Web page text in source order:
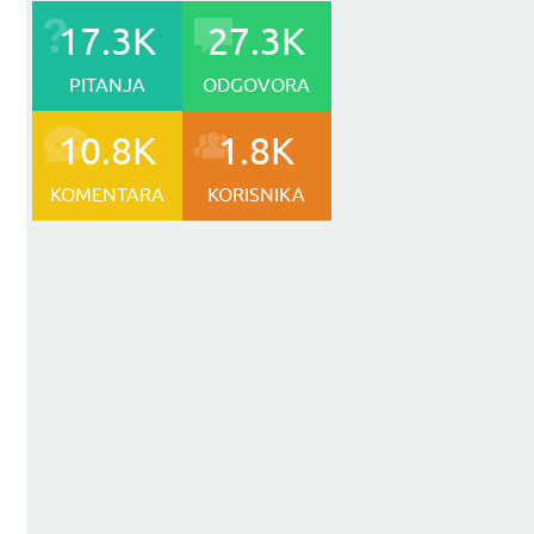
17.3K
PITANJA
27.3K
ODGOVORA
10.8K
KOMENTARA
1.8K
KORISNIKA